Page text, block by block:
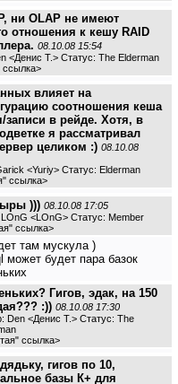
ни OLAP не имеют
отношения к кешу RAID
08.10.08 15:54
<Денис Т.> Статус: The Elderman
ссылка>
влияет на
соотношения кеша
записи в рейде. Хотя, в
я рассматривал
целиком :) 08.10.08
<Yuriy> Статус: Elderman
ссылка>
))) 08.10.08 17:05
<LOnG> Статус: Member
ссылка>
там мускула )
может будет пара базок
Гигов, эдак, на 150
:)) 08.10.08 17:30
Den <Денис Т.> Статус: The
ссылка>
гигов по 10,
базы К+ для